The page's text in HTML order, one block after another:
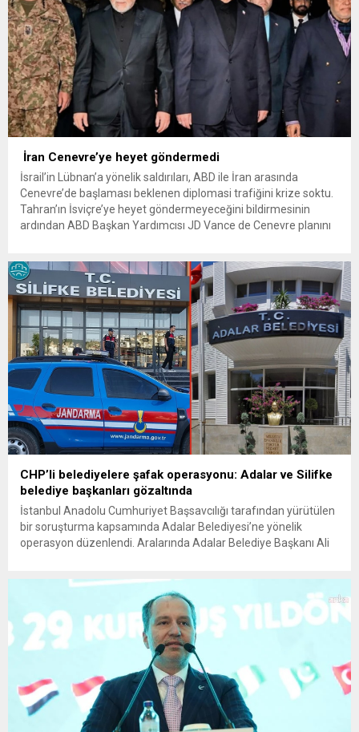
İran Cenevre’ye heyet göndermedi
İsrail’in Lübnan’a yönelik saldırıları, ABD ile İran arasında
Cenevre’de başlaması beklenen diplomasi trafiğini krize soktu.
Tahran’ın İsviçre’ye heyet göndermeyeceğini bildirmesinin
ardından ABD Başkan Yardımcısı JD Vance de Cenevre planını
sürecini durma noktasına getirdi. İran, İsrail’in...
CHP’li belediyelere şafak operasyonu: Adalar ve Silifke
belediye başkanları gözaltında
İstanbul Anadolu Cumhuriyet Başsavcılığı tarafından yürütülen
bir soruşturma kapsamında Adalar Belediyesi’ne yönelik
operasyon düzenlendi. Aralarında Adalar Belediye Başkanı Ali
ve “imar usulsüzlüğü” gibi suçlamalar yöneltiliyor. Öte yandan
Mersin’de Silifke Belediyesi’ne yönelik düzenlenen
operasyonda ise...